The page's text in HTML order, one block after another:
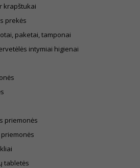
krapštukai
prekės
paketai, tamponai
intymiai higienai
priemonės
tabletės